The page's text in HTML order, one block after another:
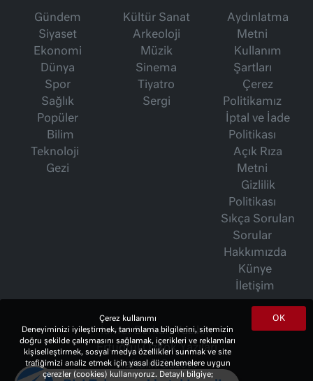
Gündem
Siyaset
Ekonomi
Dünya
Spor
Sağlık
Popüler
Bilim
Teknoloji
Gezi
Kültür Sanat
Arkeoloji
Müzik
Sinema
Tiyatro
Sergi
Aydınlatma
Metni
Kullanım
Şartları
Çerez
Politikamız
İptal ve İade
Politikası
Açık Rıza
Metni
Gizlilik
Politikası
Sıkça Sorulan
Sorular
Hakkımızda
Künye
İletişim
İsmet Berkan Yazıları
Ertuğrul Özkök Yazıları
Haftalık Gazete
OK
Çerez kullanımı
Deneyiminizi iyileştirmek, tanımlama bilgilerini, sitemizin
doğru şekilde çalışmasını sağlamak, içerikleri ve reklamları
kişiselleştirmek, sosyal medya özellikleri sunmak ve site
trafiğimizi analiz etmek için yasal düzenlemelere uygun
çerezler (cookies) kullanıyoruz. Detaylı bilgiye;